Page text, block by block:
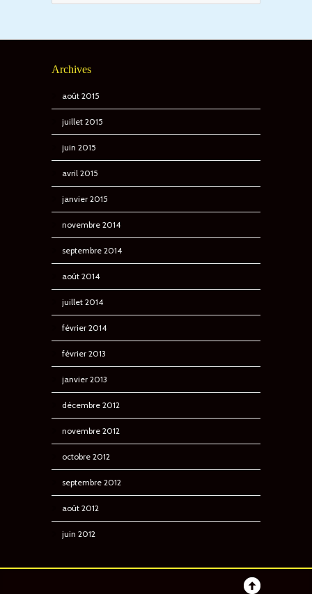
Archives
août 2015
juillet 2015
juin 2015
avril 2015
janvier 2015
novembre 2014
septembre 2014
août 2014
juillet 2014
février 2014
février 2013
janvier 2013
décembre 2012
novembre 2012
octobre 2012
septembre 2012
août 2012
juin 2012